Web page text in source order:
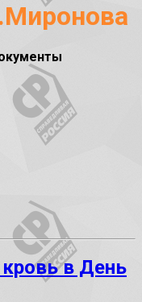
в День